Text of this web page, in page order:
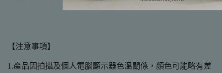
【注意事項】
1.產品因拍攝及個人電腦顯示器色溫關係，顏色可能略有差